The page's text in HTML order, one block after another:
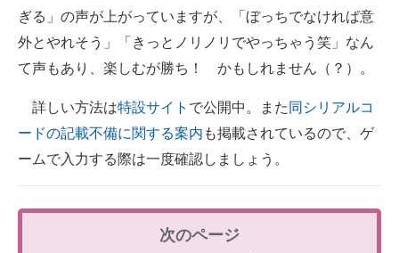
ぎる」の声が上がっていますが、「ぼっちでなければ意
外とやれそう」「きっとノリノリでやっちゃう笑」なん
て声もあり、楽しむが勝ち！ かもしれません（？）。
詳しい方法は特設サイト で公開中。また 同シリアルコ
ードの記載不備に関する案内 も掲載されているので、ゲ
ームで入力する際は一度確認しましょう。